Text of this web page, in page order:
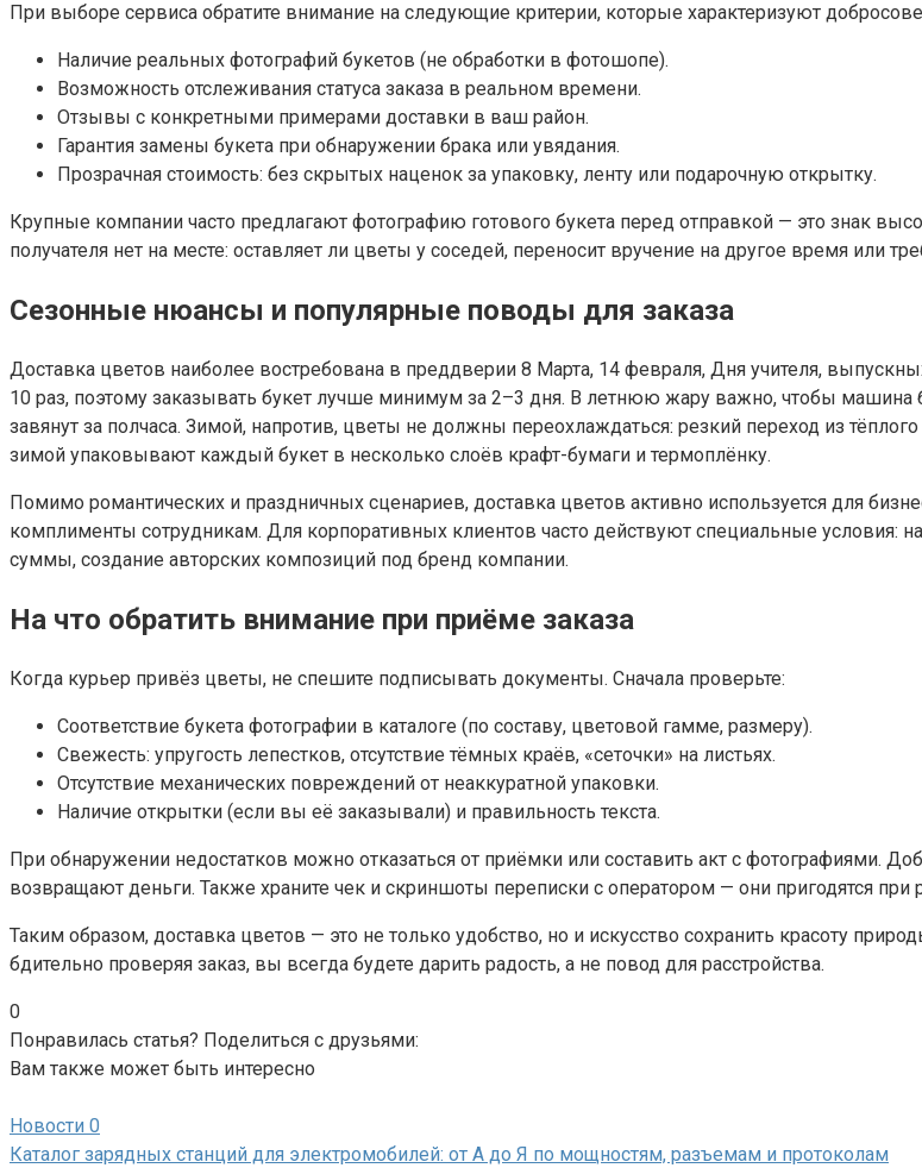
При выборе сервиса обратите внимание на следующие критерии, которые характеризуют
Наличие реальных фотографий букетов (не обработки в фотошопе).
Возможность отслеживания статуса заказа в реальном времени.
Отзывы с конкретными примерами доставки в ваш район.
Гарантия замены букета при обнаружении брака или увядания.
Прозрачная стоимость: без скрытых наценок за упаковку, ленту или подарочную открытку.
Крупные компании часто предлагают фотографию готового букета перед отправкой — это знак
получателя нет на месте: оставляет ли цветы у соседей, переносит вручение на другое время или
Сезонные нюансы и популярные поводы для заказа
Доставка цветов наиболее востребована в преддверии 8 Марта, 14 февраля, Дня учителя,
10 раз, поэтому заказывать букет лучше минимум за 2–3 дня. В летнюю жару важно, чтобы
завянут за полчаса. Зимой, напротив, цветы не должны переохлаждаться: резкий переход из
зимой упаковывают каждый букет в несколько слоёв крафт-бумаги и термоплёнку.
Помимо романтических и праздничных сценариев, доставка цветов активно используется для
комплименты сотрудникам. Для корпоративных клиентов часто действуют специальные условия:
суммы, создание авторских композиций под бренд компании.
На что обратить внимание при приёме заказа
Когда курьер привёз цветы, не спешите подписывать документы. Сначала проверьте:
Соответствие букета фотографии в каталоге (по составу, цветовой гамме, размеру).
Свежесть: упругость лепестков, отсутствие тёмных краёв, «сеточки» на листьях.
Отсутствие механических повреждений от неаккуратной упаковки.
Наличие открытки (если вы её заказывали) и правильность текста.
При обнаружении недостатков можно отказаться от приёмки или составить акт с фотографиями.
возвращают деньги. Также храните чек и скриншоты переписки с оператором — они пригодятся при
Таким образом, доставка цветов — это не только удобство, но и искусство сохранить красоту
бдительно проверяя заказ, вы всегда будете дарить радость, а не повод для расстройства.
0
Понравилась статья? Поделиться с друзьями:
Вам также может быть интересно
Новости 0
Каталог зарядных станций для электромобилей: от А до Я по мощностям, разъемам и протоколам